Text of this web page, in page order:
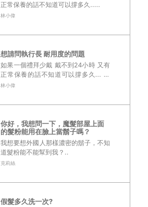
正常保養的話不知道可以撐多久.....
林小偉
想請問執行長 耐用度的問題
如果一個禮拜少戴 戴不到24小時 又有
正常保養的話不知道可以撐多久... 我
的是AD自然款！ ..
林小偉
你好，我想問一下，魔髮部屋上面
的髮粉能用在臉上當鬍子嗎？
我想要想外國人那樣濃密的鬍子，不知
道髮粉能不能幫到我？..
克莉絲
假髮多久洗一次?